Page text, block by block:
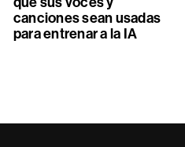
canciones sean usadas
para entrenar a la IA